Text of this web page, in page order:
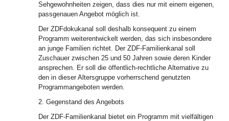
Sehgewohnheiten zeigen, dass dies nur mit einem eigenen,
passgenauen Angebot möglich ist.
Der ZDFdokukanal soll deshalb konsequent zu einem
Programm weiterentwickelt werden, das sich insbesondere
an junge Familien richtet. Der ZDF-Familienkanal soll
Zuschauer zwischen 25 und 50 Jahren sowie deren Kinder
ansprechen. Er soll die öffentlich-rechtliche Alternative zu
den in dieser Altersgruppe vorherrschend genutzten
Programmangeboten werden.
2. Gegenstand des Angebots
Der ZDF-Familienkanal bietet ein Programm mit vielfältigen